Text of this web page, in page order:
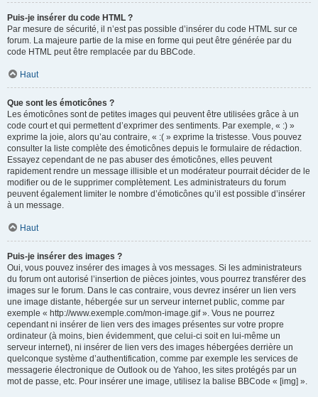
Puis-je insérer du code HTML ?
Par mesure de sécurité, il n’est pas possible d’insérer du code HTML sur ce
forum. La majeure partie de la mise en forme qui peut être générée par du
code HTML peut être remplacée par du BBCode.
Haut
Que sont les émoticônes ?
Les émoticônes sont de petites images qui peuvent être utilisées grâce à un
code court et qui permettent d’exprimer des sentiments. Par exemple, « :) »
exprime la joie, alors qu’au contraire, « :( » exprime la tristesse. Vous pouvez
consulter la liste complète des émoticônes depuis le formulaire de rédaction.
Essayez cependant de ne pas abuser des émoticônes, elles peuvent
rapidement rendre un message illisible et un modérateur pourrait décider de le
modifier ou de le supprimer complètement. Les administrateurs du forum
peuvent également limiter le nombre d’émoticônes qu’il est possible d’insérer
à un message.
Haut
Puis-je insérer des images ?
Oui, vous pouvez insérer des images à vos messages. Si les administrateurs
du forum ont autorisé l’insertion de pièces jointes, vous pourrez transférer des
images sur le forum. Dans le cas contraire, vous devrez insérer un lien vers
une image distante, hébergée sur un serveur internet public, comme par
exemple « http://www.exemple.com/mon-image.gif ». Vous ne pourrez
cependant ni insérer de lien vers des images présentes sur votre propre
ordinateur (à moins, bien évidemment, que celui-ci soit en lui-même un
serveur internet), ni insérer de lien vers des images hébergées derrière un
quelconque système d’authentification, comme par exemple les services de
messagerie électronique de Outlook ou de Yahoo, les sites protégés par un
mot de passe, etc. Pour insérer une image, utilisez la balise BBCode « [img] ».